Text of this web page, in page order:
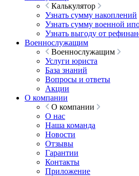
Калькулятор
Узнать сумму накоплений
Узнать сумму военной
Узнать выгоду от
Военнослужащим
Военнослужащим
Услуги юриста
База знаний
Вопросы и ответы
Акции
О компании
О компании
О нас
Наша команда
Новости
Отзывы
Гарантии
Контакты
Приложение